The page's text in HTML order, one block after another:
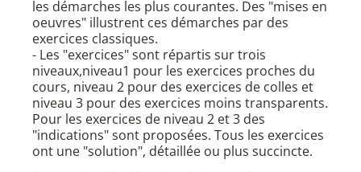
les démarches les plus courantes. Des "mises en
oeuvres" illustrent ces démarches par des
exercices classiques.
- Les "exercices" sont répartis sur trois
niveaux,niveau1 pour les exercices proches du
cours, niveau 2 pour des exercices de colles et
niveau 3 pour des exercices moins transparents.
Pour les exercices de niveau 2 et 3 des
"indications" sont proposées. Tous les exercices
ont une "solution", détaillée ou plus succincte.